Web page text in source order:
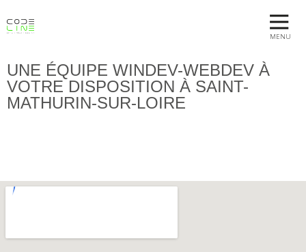
MENU
UNE ÉQUIPE WINDEV-WEBDEV À
VOTRE DISPOSITION À SAINT-
MATHURIN-SUR-LOIRE